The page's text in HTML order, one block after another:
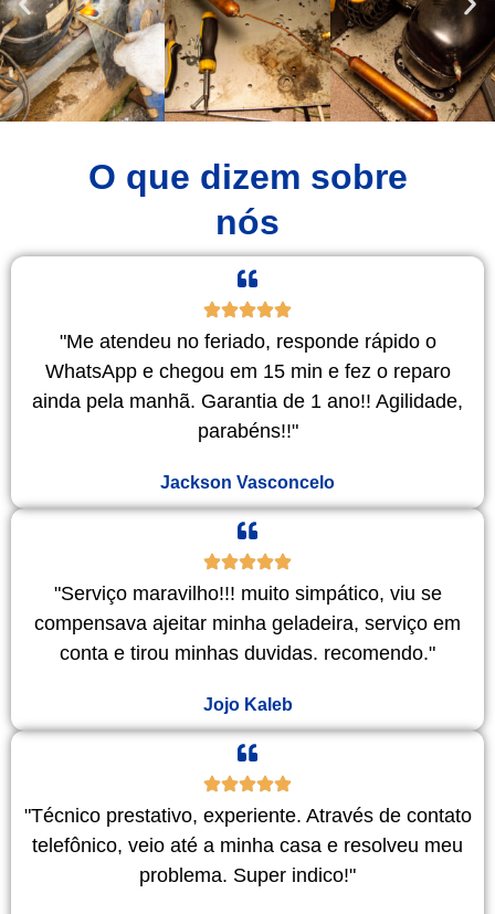
O que dizem sobre
nós
"Me atendeu no feriado, responde rápido o
WhatsApp e chegou em 15 min e fez o reparo
ainda pela manhã. Garantia de 1 ano!! Agilidade,
parabéns!!"
Jackson Vasconcelo
"Serviço maravilho!!! muito simpático, viu se
compensava ajeitar minha geladeira, serviço em
conta e tirou minhas duvidas. recomendo."
Jojo Kaleb
"Técnico prestativo, experiente. Através de contato
telefônico, veio até a minha casa e resolveu meu
problema. Super indico!"